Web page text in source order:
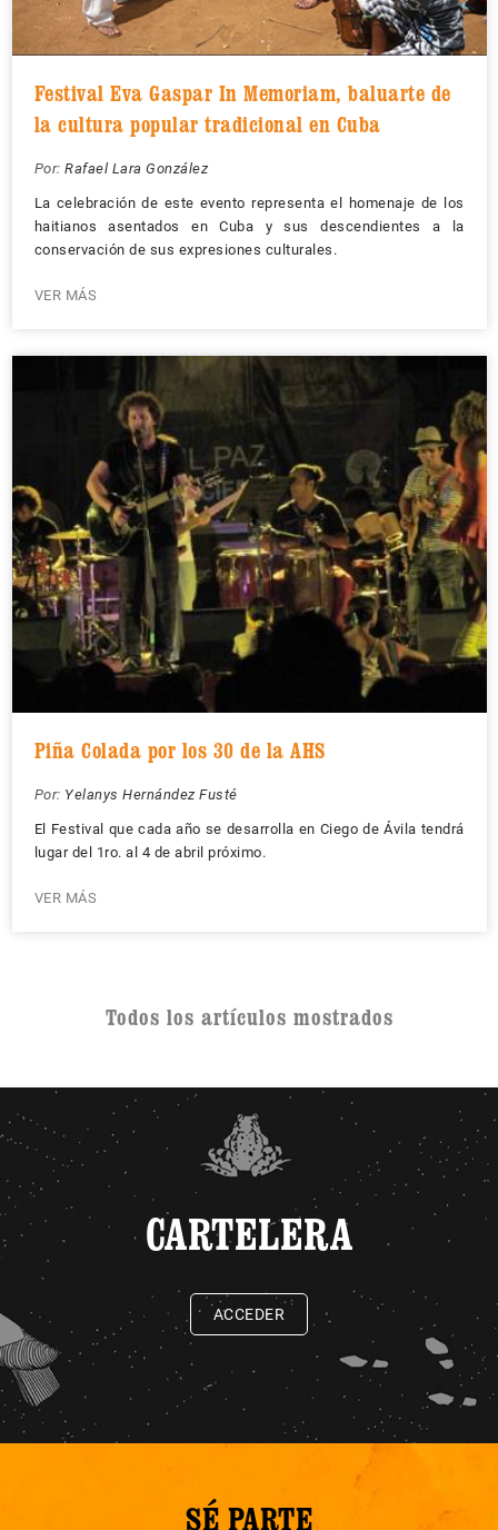
Festival Eva Gaspar In Memoriam, baluarte de
la cultura popular tradicional en Cuba
Por: Rafael Lara González
La celebración de este evento representa el homenaje de los
haitianos asentados en Cuba y sus descendientes a la
conservación de sus expresiones culturales.
VER MÁS
Piña Colada por los 30 de la AHS
Por: Yelanys Hernández Fusté
El Festival que cada año se desarrolla en Ciego de Ávila tendrá
lugar del 1ro. al 4 de abril próximo.
VER MÁS
Todos los artículos mostrados
CARTELERA
ACCEDER
SÉ PARTE